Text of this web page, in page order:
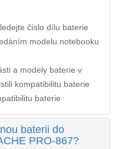
číslo dílu baterie
modelu notebooku
a modely baterie v
kompatibilitu baterie
baterie
baterii do
PRO-867?